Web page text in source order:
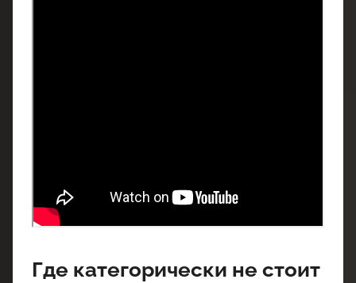
Где категорически не стоит